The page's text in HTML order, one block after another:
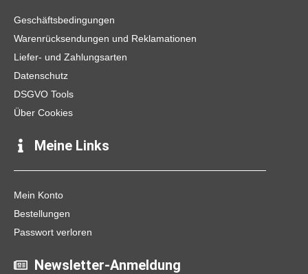
k
a
Geschäftsbedingungen
Warenrücksendungen und Reklamationen
Liefer- und Zahlungsarten
Datenschutz
DSGVO Tools
Über Cookies
Meine Links
Mein Konto
Bestellungen
Passwort verloren
Newsletter-Anmeldung